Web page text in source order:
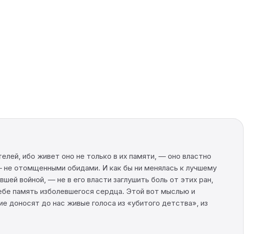
ибо живет оно не только в их памяти, — оно властно
отомщенными обидами. И как бы ни менялась к лучшему
войной, — не в его власти заглушить боль от этих ран,
память изболевшегося сердца. Этой вот мыслью и
доносят до нас живые голоса из «убитого детства», из